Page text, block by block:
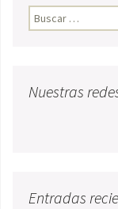
Buscar:
Nuestras
Entradas